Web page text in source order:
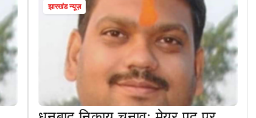
झारखंड न्यूज़